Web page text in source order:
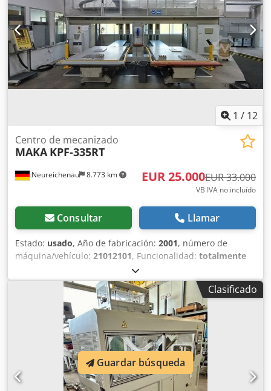
1 / 12
Neureichenau 8.773 km
Centro de mecanizado
MAKA KPF-335RT
EUR 25.000EUR 33.000
VB IVA no incluído
Consultar Llamar
Estado: usado, Año de fabricación: 2001, número de
máquina/vehículo: 21012101, Funcionalidad: totalmente
, horas de funcionamiento:
entrada:415 V, corriente de entrada:36 A, frecuencia de
, tipo de corriente de entrada:Aire
acondicionado
, longitud de la pieza (máx.):2.250 mm
anchura de la pieza (máx.):
1.500 mm, altura de la pieza
1.000 mm, peso de la pieza (máx.):420 kg
, número de ranuras del almacén de
herramientas:10 , fabricante de controles: Siemens
de accionamiento:eléctrico, altura total:4.000 mm
longitud total:7.300 mm, ancho total: 7.000 mm
, longitud
Clasificado
Guardar búsqueda